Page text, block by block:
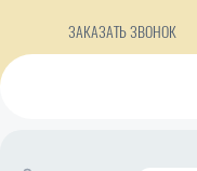
ЗАКАЗАТЬ ЗВОНОК